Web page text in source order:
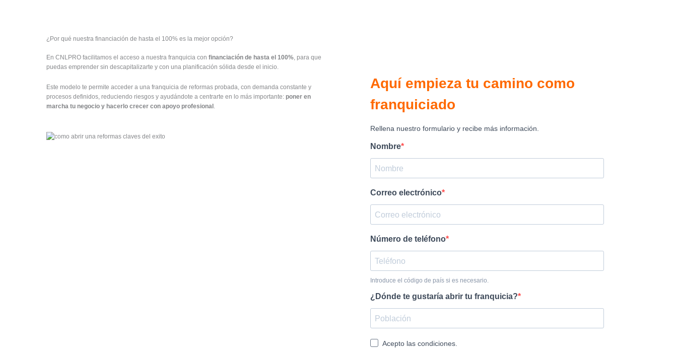
¿Por qué nuestra financiación de hasta el 100% es la mejor opción?
En CNLPRO facilitamos el acceso a nuestra franquicia con financiación de hasta el 100%, para que
puedas emprender sin descapitalizarte y con una planificación sólida desde el inicio.
Este modelo te permite acceder a una franquicia de reformas probada, con demanda constante y
procesos definidos, reduciendo riesgos y ayudándote a centrarte en lo más importante: poner en
marcha tu negocio y hacerlo crecer con apoyo profesional .